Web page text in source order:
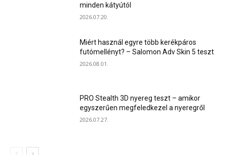
minden kátyútól
2026.07.20.
Miért használ egyre több kerékpáros
futómellényt? – Salomon Adv Skin 5 teszt
2026.08.01.
PRO Stealth 3D nyereg teszt – amikor
egyszerűen megfeledkezel a nyeregről
2026.07.27.